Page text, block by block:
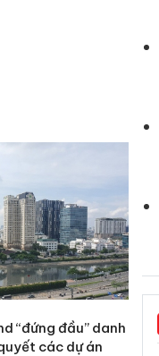
“đứng đầu” danh
các dự án